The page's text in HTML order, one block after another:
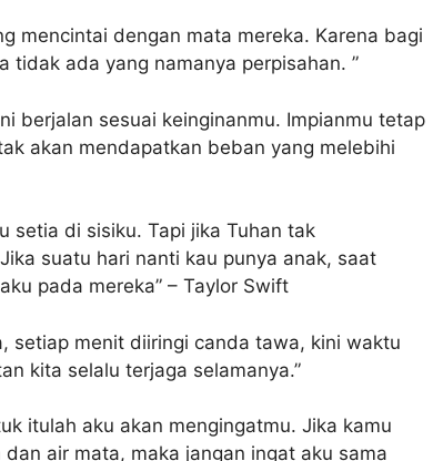
mencintai dengan mata mereka. Karena bagi
tidak ada yang namanya perpisahan. ”
berjalan sesuai keinginanmu. Impianmu tetap
akan mendapatkan beban yang melebihi
setia di sisiku. Tapi jika Tuhan tak
suatu hari nanti kau punya anak, saat
pada mereka” – Taylor Swift
setiap menit diiringi canda tawa, kini waktu
kita selalu terjaga selamanya.”
itulah aku akan mengingatmu. Jika kamu
air mata, maka jangan ingat aku sama